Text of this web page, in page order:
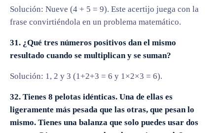
Solución: Nueve (4 + 5 = 9). Este acertijo juega con la
frase convirtiéndola en un problema matemático.
31. ¿Qué tres números positivos dan el mismo
resultado cuando se multiplican y se suman?
Solución: 1, 2 y 3 (1+2+3 = 6 y 1×2×3 = 6).
32. Tienes 8 pelotas idénticas. Una de ellas es
ligeramente más pesada que las otras, que pesan lo
mismo. Tienes una balanza que solo puedes usar dos